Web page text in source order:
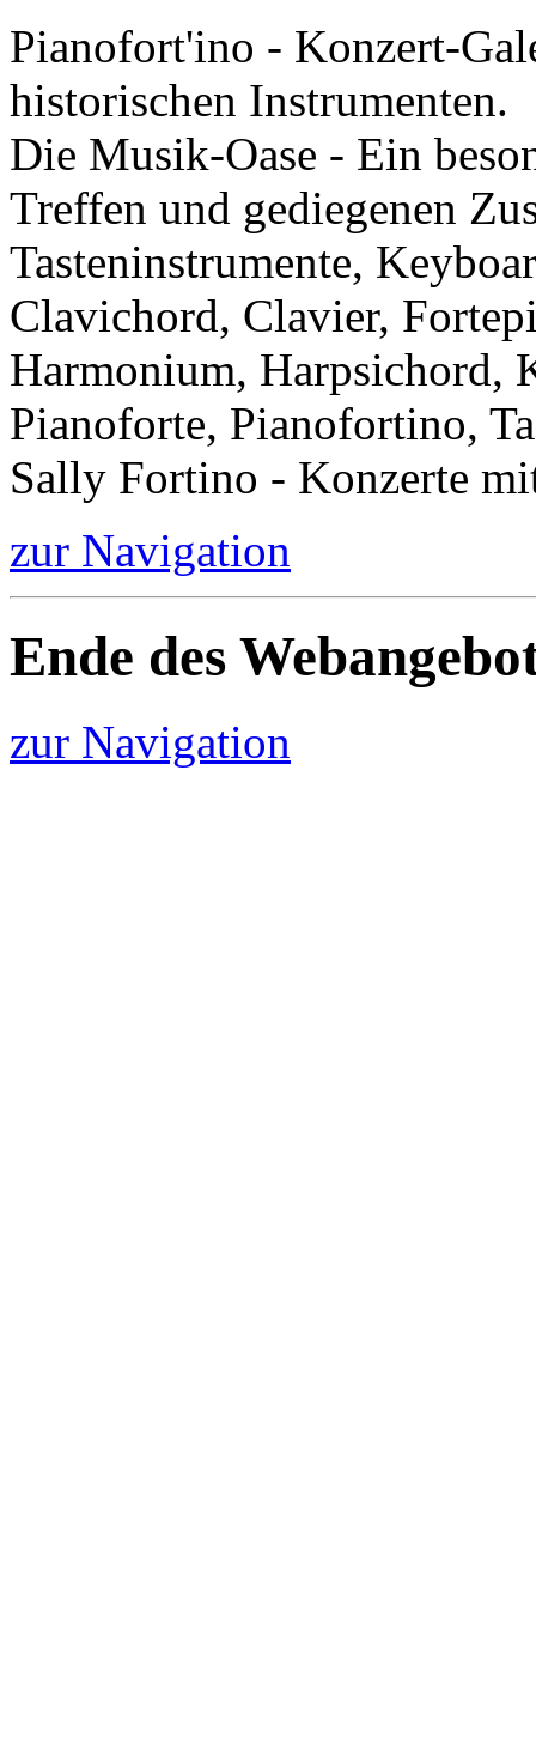
Pianofort'ino - Konzert-
historischen Instrumenten.
Die Musik-Oase - Ein
Treffen und gediegenen
Tasteninstrumente,
Clavichord, Clavier,
Harmonium, Harpsichord,
Pianoforte, Pianofortino,
Sally Fortino - Konzerte
zur Navigation
Ende des
zur Navigation